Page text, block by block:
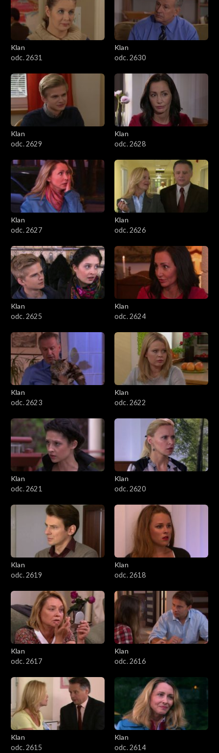
Klan
odc. 2631
Klan
odc. 2630
Klan
odc. 2629
Klan
odc. 2628
Klan
odc. 2627
Klan
odc. 2626
Klan
odc. 2625
Klan
odc. 2624
Klan
odc. 2623
Klan
odc. 2622
Klan
odc. 2621
Klan
odc. 2620
Klan
odc. 2619
Klan
odc. 2618
Klan
odc. 2617
Klan
odc. 2616
Klan
odc. 2615
Klan
odc. 2614